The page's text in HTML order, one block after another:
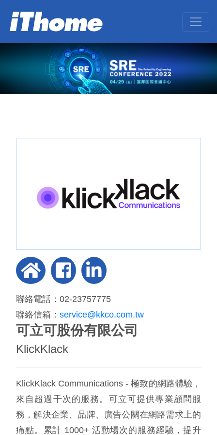
聯絡電話：02-23757775
聯絡信箱： service@kkco.com.tw
可立可股份有限公司
KlickKlack
KlickKlack Communications - 極致的網路體驗，
來自超過千次的服務。可立可提供專業顧問服
務，解決企業、品牌、廣告公關在網路需求上的
痛點。累計 1000+ 活動場次的服務經驗，提升